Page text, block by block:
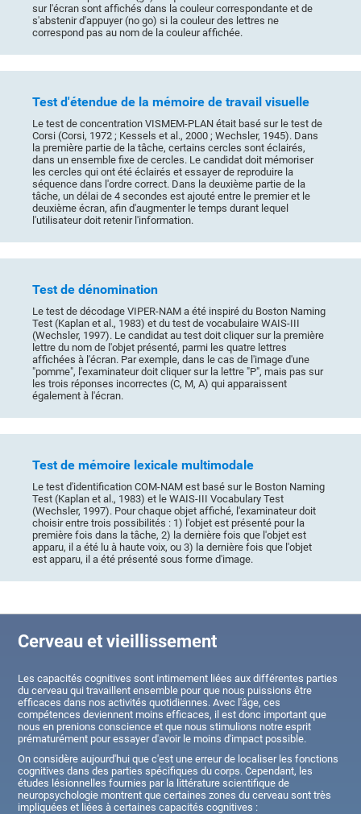
sur l'écran sont affichés dans la couleur correspondante et de
s'abstenir d'appuyer (no go) si la couleur des lettres ne
correspond pas au nom de la couleur affichée.
Test d'étendue de la mémoire de travail visuelle
Le test de concentration VISMEM-PLAN était basé sur le test de
Corsi (Corsi, 1972 ; Kessels et al., 2000 ; Wechsler, 1945). Dans
la première partie de la tâche, certains cercles sont éclairés,
dans un ensemble fixe de cercles. Le candidat doit mémoriser
les cercles qui ont été éclairés et essayer de reproduire la
séquence dans l'ordre correct. Dans la deuxième partie de la
tâche, un délai de 4 secondes est ajouté entre le premier et le
deuxième écran, afin d'augmenter le temps durant lequel
l'utilisateur doit retenir l'information.
Test de dénomination
Le test de décodage VIPER-NAM a été inspiré du Boston Naming
Test (Kaplan et al., 1983) et du test de vocabulaire WAIS-III
(Wechsler, 1997). Le candidat au test doit cliquer sur la première
lettre du nom de l'objet présenté, parmi les quatre lettres
affichées à l'écran. Par exemple, dans le cas de l'image d'une
"pomme", l'examinateur doit cliquer sur la lettre "P", mais pas sur
les trois réponses incorrectes (C, M, A) qui apparaissent
également à l'écran.
Test de mémoire lexicale multimodale
Le test d'identification COM-NAM est basé sur le Boston Naming
Test (Kaplan et al., 1983) et le WAIS-III Vocabulary Test
(Wechsler, 1997). Pour chaque objet affiché, l'examinateur doit
choisir entre trois possibilités : 1) l'objet est présenté pour la
première fois dans la tâche, 2) la dernière fois que l'objet est
apparu, il a été lu à haute voix, ou 3) la dernière fois que l'objet
est apparu, il a été présenté sous forme d'image.
Cerveau et vieillissement
Les capacités cognitives sont intimement liées aux différentes parties
du cerveau qui travaillent ensemble pour que nous puissions être
efficaces dans nos activités quotidiennes. Avec l'âge, ces
compétences deviennent moins efficaces, il est donc important que
nous en prenions conscience et que nous stimulions notre esprit
prématurément pour essayer d'avoir le moins d'impact possible.
On considère aujourd'hui que c'est une erreur de localiser les fonctions
cognitives dans des parties spécifiques du corps. Cependant, les
études lésionnelles fournies par la littérature scientifique de
neuropsychologie montrent que certaines zones du cerveau sont très
impliquées et liées à certaines capacités cognitives :